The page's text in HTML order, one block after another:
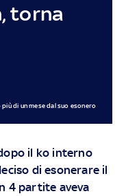
torna
di un mese dal suo esonero
il ko interno
di esonerare il
4 partite aveva